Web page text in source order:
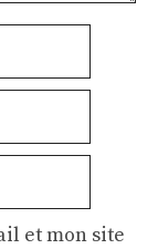
et mon site